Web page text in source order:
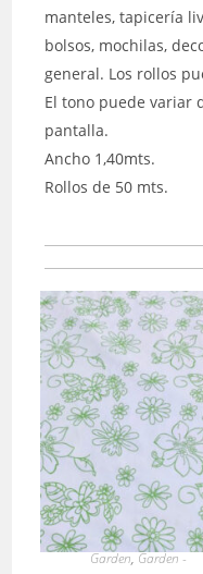
manteles, tapicería
bolsos, mochilas,
general. Los rollos
El tono puede variar
pantalla.
Ancho 1,40mts.
Rollos de 50 mts.
Garden,Garden -